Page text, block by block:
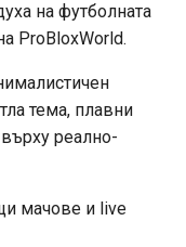
на футболната
ProBloxWorld.
тема, плавни
реално-
мачове и live